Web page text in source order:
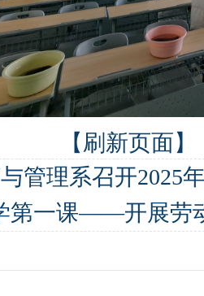
【刷新页面】
管理系召开2025
第一课——开展劳